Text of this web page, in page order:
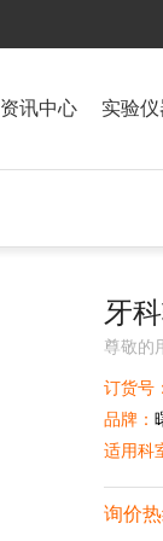
资讯中心 实验仪
牙
尊敬的
订货号：
品牌：
适用科
询价热